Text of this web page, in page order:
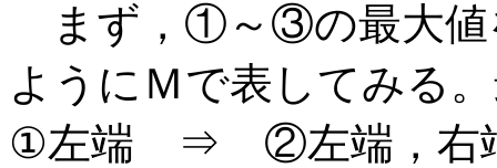
まず，①～③の最大値
ようにＭで表してみる
①左端 ⇒ ②左端，